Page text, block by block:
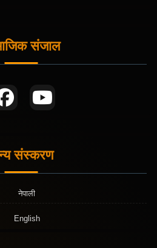
संजाल
संस्करण
नेपाली
English